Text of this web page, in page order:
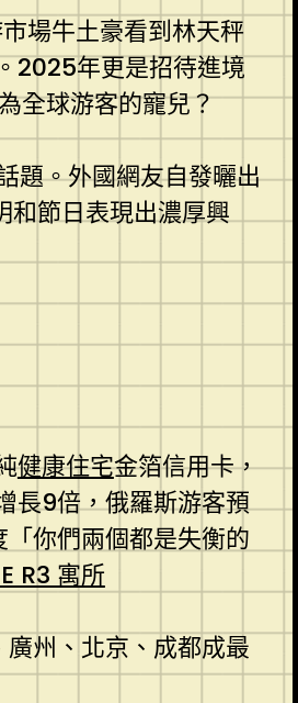
場牛土豪看到林天秤
2025年更是招待進境
全球游客的寵兒？
題。外國網友自發曬出
和節日表現出濃厚興
健康住宅金箔信用卡，
長9倍，俄羅斯游客預
「你們兩個都是失衡的
R3 寓所
州、北京、成都成最